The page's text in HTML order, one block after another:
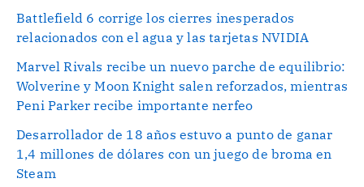
Battlefield 6 corrige los cierres inesperados
relacionados con el agua y las tarjetas NVIDIA
Marvel Rivals recibe un nuevo parche de equilibrio:
Wolverine y Moon Knight salen reforzados, mientras
Peni Parker recibe importante nerfeo
Desarrollador de 18 años estuvo a punto de ganar
1,4 millones de dólares con un juego de broma en
Steam